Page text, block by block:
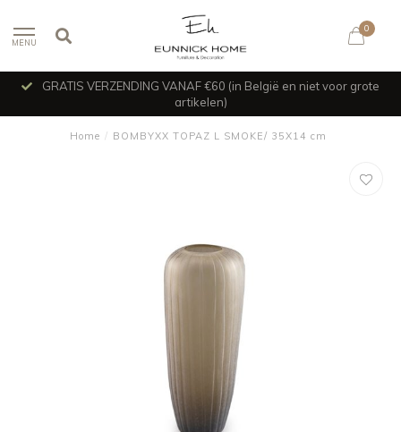
MENU
0
GRATIS VERZENDING VANAF €60 (in België en niet voor grote
artikelen)
Home / BOMBYXX TOPAZ L SMOKE/ 35X14 cm